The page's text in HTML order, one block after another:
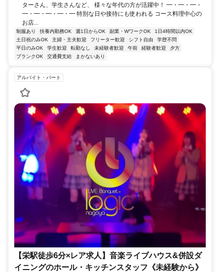
ターさん、学生さんなど、 様々な年代の方が活躍中！ ━・━・━・
━・━・━・━・━ 特別な日や接待にも使われる コース料理中心の
お店...
制服あり 扶養内勤務OK 週1日からOK 副業・WワークOK
1日4時間以内OK
土日祝のみOK
主婦・主夫歓迎 フリーター歓迎 シフト自由
学歴不問
平日のみOK
学生歓迎 転勤なし 未経験者歓迎 午前 経験者歓迎
夕方
ブランクOK
交通費支給 まかないあり
アルバイト・パート
【栄駅徒歩6分×レア求人】音楽ライブハウス&併設ダ
イニングのホール・キッチンスタッフ《未経験から》